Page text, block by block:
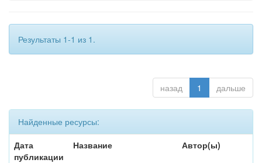
Результаты 1-1 из 1.
назад 1 дальше
Найденные ресурсы:
Дата
публикации
Название Автор(ы)